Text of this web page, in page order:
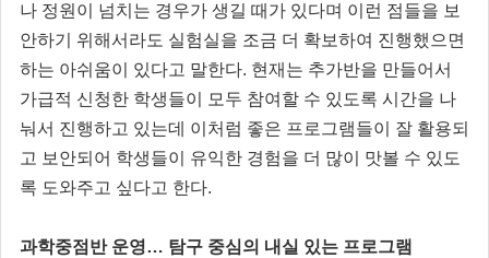
나 정원이 넘치는 경우가 생길 때가 있다며 이런 점들을 보
안하기 위해서라도 실험실을 조금 더 확보하여 진행했으면
하는 아쉬움이 있다고 말한다. 현재는 추가반을 만들어서
가급적 신청한 학생들이 모두 참여할 수 있도록 시간을 나
눠서 진행하고 있는데 이처럼 좋은 프로그램들이 잘 활용되
고 보안되어 학생들이 유익한 경험을 더 많이 맛볼 수 있도
록 도와주고 싶다고 한다.
과학중점반 운영… 탐구 중심의 내실 있는 프로그램